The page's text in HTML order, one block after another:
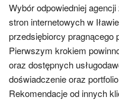
Wybór odpowiedniej
stron internetowych w
przedsiębiorcy pragnącego
Pierwszym krokiem
oraz dostępnych
doświadczenie oraz
Rekomendacje od innych